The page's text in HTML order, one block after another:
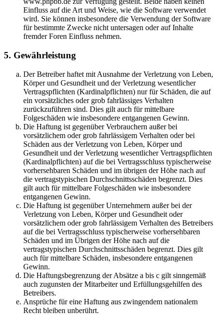
Einfluss auf die Art und Weise, wie die Software verwendet
wird. Sie können insbesondere die Verwendung der Software
für bestimmte Zwecke nicht untersagen oder auf Inhalte
fremder Foren Einfluss nehmen.
5. Gewährleistung
Der Betreiber haftet mit Ausnahme der Verletzung von Leben,
Körper und Gesundheit und der Verletzung wesentlicher
Vertragspflichten (Kardinalpflichten) nur für Schäden, die auf
ein vorsätzliches oder grob fahrlässiges Verhalten
zurückzuführen sind. Dies gilt auch für mittelbare
Folgeschäden wie insbesondere entgangenen Gewinn.
Die Haftung ist gegenüber Verbrauchern außer bei
vorsätzlichem oder grob fahrlässigem Verhalten oder bei
Schäden aus der Verletzung von Leben, Körper und
Gesundheit und der Verletzung wesentlicher Vertragspflichten
(Kardinalpflichten) auf die bei Vertragsschluss typischerweise
vorhersehbaren Schäden und im übrigen der Höhe nach auf
die vertragstypischen Durchschnittsschäden begrenzt. Dies
gilt auch für mittelbare Folgeschäden wie insbesondere
entgangenen Gewinn.
Die Haftung ist gegenüber Unternehmern außer bei der
Verletzung von Leben, Körper und Gesundheit oder
vorsätzlichem oder grob fahrlässigem Verhalten des Betreibers
auf die bei Vertragsschluss typischerweise vorhersehbaren
Schäden und im Übrigen der Höhe nach auf die
vertragstypischen Durchschnittsschäden begrenzt. Dies gilt
auch für mittelbare Schäden, insbesondere entgangenen
Gewinn.
Die Haftungsbegrenzung der Absätze a bis c gilt sinngemäß
auch zugunsten der Mitarbeiter und Erfüllungsgehilfen des
Betreibers.
Ansprüche für eine Haftung aus zwingendem nationalem
Recht bleiben unberührt.